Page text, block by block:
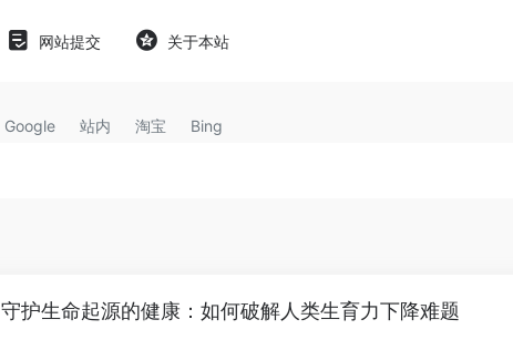
网站提交 关于本站
Google 站内 淘宝 Bing
守护生命起源的健康：如何破解人类生育力下降难题